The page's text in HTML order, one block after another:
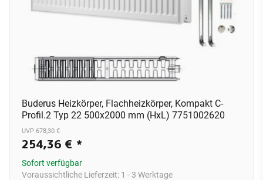
Buderus Heizkörper, Flachheizkörper, Kompakt C-
Profil.2 Typ 22 500x2000 mm (HxL) 7751002620
UVP 678,30 €
254,36 € *
Sofort verfügbar
Voraussichtliche Lieferzeit: 1 - 3 Werktage